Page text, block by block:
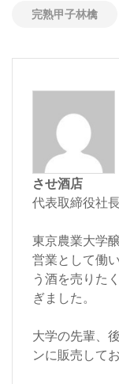
完熟甲子林檎
させ酒店
代表取締役社
東京農業大学
営業として働
う酒を売りた
ぎました。
大学の先輩、
ンに販売して